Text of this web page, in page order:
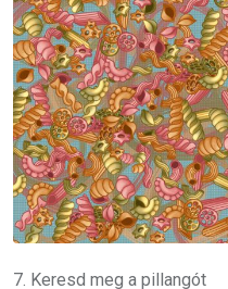
7. Keresd meg a pillangót